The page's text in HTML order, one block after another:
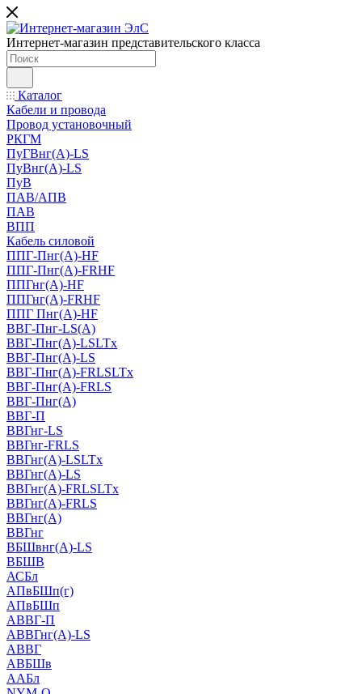
Интернет-магазин представительского класса
Каталог
Кабели и провода
Провод установочный
РКГМ
ПуГВнг(А)-LS
ПуВнг(А)-LS
ПуВ
ПАВ/АПВ
ПАВ
ВПП
Кабель силовой
ППГ-Пнг(А)-HF
ППГ-Пнг(А)-FRHF
ППГнг(А)-HF
ППГнг(А)-FRHF
ППГ Пнг(А)-HF
ВВГ-Пнг-LS(А)
ВВГ-Пнг(А)-LSLTx
ВВГ-Пнг(А)-LS
ВВГ-Пнг(А)-FRLSLTx
ВВГ-Пнг(А)-FRLS
ВВГ-Пнг(А)
ВВГ-П
ВВГнг-LS
ВВГнг-FRLS
ВВГнг(А)-LSLTx
ВВГнг(А)-LS
ВВГнг(А)-FRLSLTx
ВВГнг(А)-FRLS
ВВГнг(А)
ВВГнг
ВБШвнг(А)-LS
ВБШВ
АСБл
АПвБШп(г)
АПвБШп
АВВГ-П
АВВГнг(А)-LS
АВВГ
АВБШв
ААБл